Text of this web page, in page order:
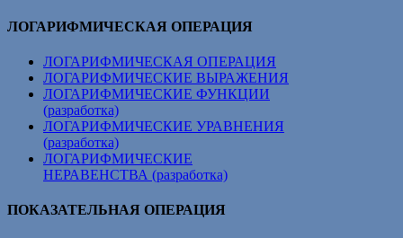
ЛОГАРИФМИЧЕСКАЯ ОПЕРАЦИЯ
ЛОГАРИФМИЧЕСКАЯ ОПЕРАЦИЯ
ЛОГАРИФМИЧЕСКИЕ ВЫРАЖЕНИЯ
ЛОГАРИФМИЧЕСКИЕ ФУНКЦИИ
(разработка)
ЛОГАРИФМИЧЕСКИЕ УРАВНЕНИЯ
(разработка)
ЛОГАРИФМИЧЕСКИЕ
НЕРАВЕНСТВА (разработка)
ПОКАЗАТЕЛЬНАЯ ОПЕРАЦИЯ